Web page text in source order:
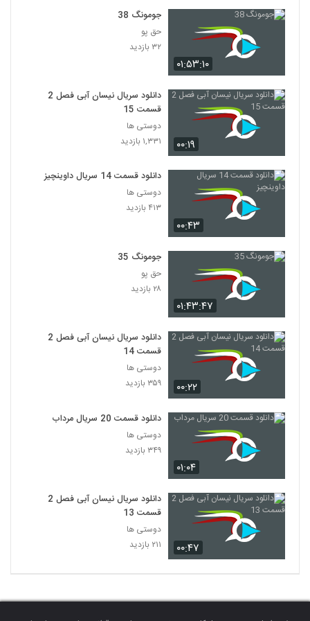
27
سریال(امام احمدبن حنبل)قسمت بیست
وهشتم
۱۷۲ بازدید
سریال(امام احمدبن حنبل) قسمت بیست ونهم
30
سریال(امام احمدبن حنبل)قسمت سی ام
۱۷۶ بازدید
سریال (امام احمد بن حنبل) قسمت آخر
۲۴۶ بازدید
۰۱:۵۳:۱۰
جومونگ 38
حق پو
۳۲ بازدید
۰۰:۱۹
دانلود سریال نیسان آبی فصل 2
قسمت 15
دوستی ها
۱,۳۳۱ بازدید
۰۰:۴۳
دانلود قسمت 14 سریال داوینچیز
دوستی ها
۴۱۳ بازدید
۰۱:۴۳:۴۷
جومونگ 35
حق پو
۲۸ بازدید
۰۰:۲۲
دانلود سریال نیسان آبی فصل 2
قسمت 14
دوستی ها
۳۵۹ بازدید
۰۱:۰۴
دانلود قسمت 20 سریال مرداب
دوستی ها
۳۴۹ بازدید
۰۰:۴۷
دانلود سریال نیسان آبی فصل 2
قسمت 13
دوستی ها
۲۱۱ بازدید